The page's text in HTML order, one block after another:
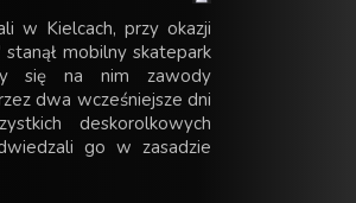
w Kielcach, przy okazji
mobilny skatepark
się na nim zawody
dwa wcześniejsze dni
deskorolkowych
go w zasadzie